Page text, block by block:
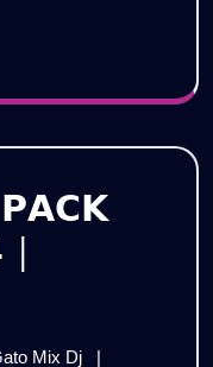
Gratis
|
Mix Dj 𝗝𝗟|